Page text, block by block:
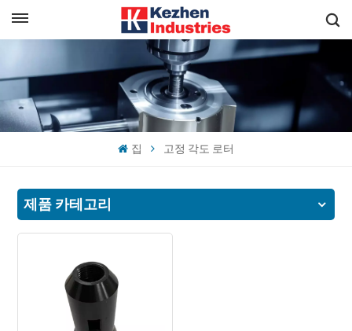
English
español
한국의
빠른 견적 받기
집 고정 각도 로터
제품 카테고리